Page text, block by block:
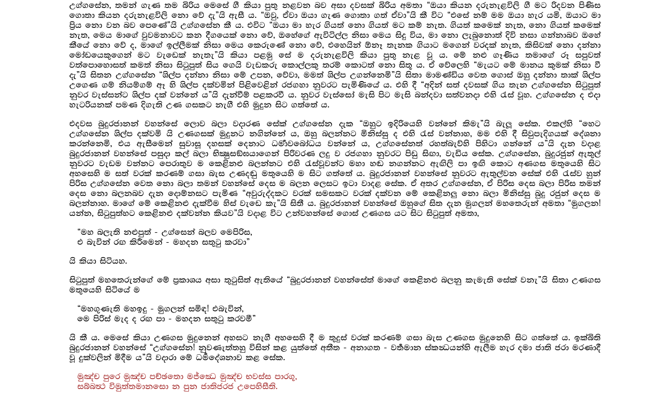
උග්ගසේන, තමන් ගැණ තම බිරිය මෙසේ ගී කියා පුතු නළවන බව අසා දවසක් බිරිය අමතා “ඔයා කියන දරුනැළවිලි ගී මට රිදවන පිණිස
ගොතා කියන දරුනැළවිලි නො වේ දැ”යි ඇසී ය. “ඔවු, ඒවා ඔයා ගැණ ගොතා ගත් ඒවා”යි කී විට “එසේ නම් මම ඔයා හැර යමි, ඔයාට මා
ප්‍රිය නො වන බව පෙණේ”යි උග්ගසේන කී ය. එවිට “ඔයා මා හැර ගියත් නො ගියත් මට කම් නැත. ගියත් කමෙක් නැත, නො ගියත් කමෙක්
නැත, මෙය මාගේ වුවමනාවට කන දීගයෙක් නො වේ, ඔහේගේ ඇවිටිල්ල නිසා මෙය සිදු විය, මා නො ලැබුනොත් දිවි නසා ගන්නාබව ඔහේ
කීයේ නො වේ ද, මාගේ ඉල්ලීමක් නිසා මෙය කෙරුණේ නො වේ, එහෙයින් ඕනෑ තැනක ගියාට මගෙන් වරදක් නැත, කිසිවක් නො දන්නා
මෝඩයෙකුගෙන් මට වැඩෙක් නැතැ”යි කියා පළමු සේ ම දරුනැළවිලි කියා පුතු නැළ වූ ය. මේ නළු ගෑණිය තමාගේ රූ සපුවත්
වත්පොහොසත් කමත් නිසා සිටුපුත් සිය ගෙයි වැඩකරු කොල්ලකු තරම් කොටත් නො සිතූ ය. ඒ වේලෙහි “මැයට මේ මානය කුමක් නිසා වී
දැ”යි සිතන උග්ගසේන “ශිල්ප දන්නා නිසා මේ උපන, වේවා, මමත් ශිල්ප උගන්නෙමි”යි සිතා මාමණ්ඩිය වෙත ගොස් ඔහු දන්නා තාක් ශිල්ප
උගෙණ ගම් නියම්ගම් ඈ හි ශිල්ප දක්වමින් පිළිවෙළින් රජගහා නුවරට පැමිණියේ ය. එහි දී “අදින් සත් දවසක් ගිය තැන උග්ගසේන සිටුපුත්
නුවර වැස්සන්ට ශිල්ප දක් වන්නේ ය”යි දැන්වීම් පළකරවී ය. නුවර වැස්සෝ මැසි පිට මැසි බන්දවා සත්වනදා එහි රැස් වූහ. උග්ගසේන ද එදා
හැටරියනක් පමණ දිගැති උණ ගසකට නැගී එහි මුදුන සිට ගත්තේ ය.
එදවස බුදුරජානන් වහන්සේ ලොව බලා වදාරණ සේක් උග්ගසේන දැක “ඔහුට ඉදිරියෙහි වන්නේ කිමැ”යි බැලූ සේක. එකල්හි “හෙට
උග්ගසේන ශිල්ප දක්වමි යි උණගසක් මුදුනට නගින්නේ ය, ඔහු බලන්නට මිනිස්සු ද එහි රැස් වන්නාහ, මම එහි දී සිවුපැදිගයක් දේශනා
කරන්නෙමි, එය ඇසීමෙන් සුවාසූ දහසක් දෙනාට ධර්‍මාවබෝධය වන්නේ ය, උග්ගසේනත් රහත්බැව්හි පිහිටා ගන්නේ ය”යි දැන වදාළ
බුදුරජානන් වහන්සේ පසුදා කල් බලා භික්‍ෂුසඞ්ඝයාගෙන් පිරිවරණ ලදු ව රජගහා නුවරට පිඩු සිඟා, වැඩිය සේක. උග්ගසේන, බුදුරජුන් ඇතුල්
නුවරට වැඩම වන්නට පෙරාතුව ම කෙළිනළු බලන්නට එහි රැස්වූවන්ට මහා හඬ නගන්නට ඇඟිලි පා ඉඟි කොට අණගස මතුයෙහි සිට
අහසෙහි ම සත් වරක් කරණම් ගසා බැස උණදඬු මතුයෙහි ම සිට ගත්තේ ය. බුදුරජානන් වහන්සේ නුවරට ඇතුල්වන සේක් එහි රැස්ව හුන්
පිරිස උග්ගසේන වෙත නො බලා තමන් වහන්සේ දෙස ම බලන ලෙසට ඉටා වාදළ සේක. ඒ අතර උග්ගසේන, ඒ පිරිස දෙස බලා පිරිස තමන්
දෙස නො බලනබව දැන දොම්නසට පැමිණ “අවුරුද්දකට වරක් සමසකට වරක් දක්වන මේ කෙළිනලු නො බලා මිනිස්සු බුදු රජුන් දෙස ම
බලන්නාහ. මාගේ මේ කෙළිනළු දැක්වීම හිස් වැඩෙ කැ”යි සිතී ය. බුදුරජානන් වහන්සේ ඔහුගේ සිත දැන මුගලන් මහතෙරුන් අමතා “මුගලන!
යන්න, සිටුපුත්හට කෙළිනළු දක්වන්න කියව”යි වදාළ විට උන්වහන්සේ ගොස් උණගස යට සිට සිටුපුත් අමතා,
“මහ බලැති නළුපුත් - උග්සෙන් බලව මෙපිරිස,
එ බැවින් රඟ කිරීමෙන් - මහදන සතුටු කරවා”
යි කියා සිටියහ.
සිටුපුත් මහතෙරුන්ගේ මේ ප්‍රකාශය අසා තුටුසිත් ඇතියේ “බුදුරජානන් වහන්සේත් මාගේ කෙළිනළු බලනු කැමැති සේක් වනැ”යි සිතා උණගස
මතුයෙහි සිටියේ ම
“මහගුණැති මහඉදු - මුගලන් සමිඳ! එබැවින්,
මෙ පිරිස් මැද ද රඟ පා - මහදන සතුටු කරවමී”
යි කී ය. මෙසේ කියා උණගස මුදුනෙන් අහසට නැගී අහසෙහි දී ම තුදුස් වරක් කරණම් ගසා බැස උණගස මුදුනෙහි සිට ගත්තේ ය. ඉක්බිති
බුදුරජානන් වහන්සේ “උග්ගසේන! නුවණැත්තහු විසින් කළ යුත්තේ අතීත - අනාගත - වර්‍තමාන ස්කන්‍ධයන්හි ඇලීම හැර දමා ජාති ජරා මරණාදී
වූ දුක්වලින් මිදීම ය”යි වදාරා මේ ධර්‍මදේශනාව කළ සේක.
මුඤ්ච පුරෙ මුඤ්ච පච්ඡතො ම‍ජ්ඣෙ මුඤ්ච භවස්ස පාරගූ,
සබ්බත්‍ථ විමුත්තමානසො න පුන ජාතිජරජ උපෙහිසීති.